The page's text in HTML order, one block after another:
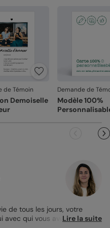
de Témoin
Demoiselle
Demande de
Modèle 100%
de tous les jours, votre
avec qui vous avez fait les
Lire la suite